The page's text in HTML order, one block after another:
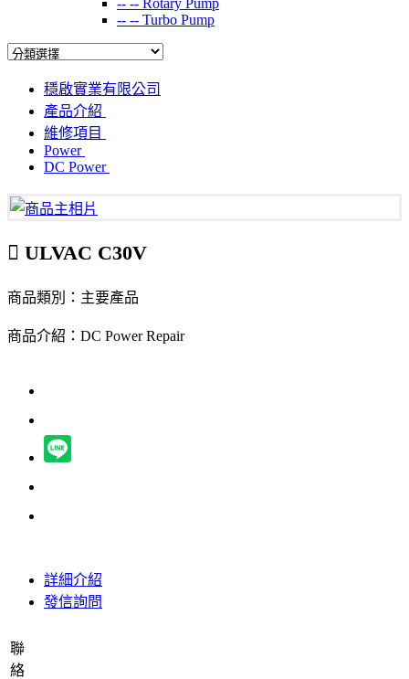
-- -- Turbo Pump
穩啟實業有限公司
產品介紹
維修項目
Power
DC Power
ULVAC C30V
商品類別：主要產品
商品介紹：DC Power Repair
詳細介紹
發信詢問
聯
絡